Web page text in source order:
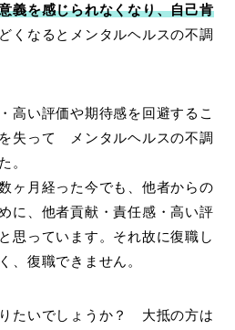
義を感じられなくなり、自己肯
くなるとメンタルヘルスの不調
高い評価や期待感を回避するこ
失って メンタルヘルスの不調
。
ヶ月経った今でも、他者からの
に、他者貢献・責任感・高い評
思っています。それ故に復職し
、復職できません。
たいでしょうか？ 大抵の方は